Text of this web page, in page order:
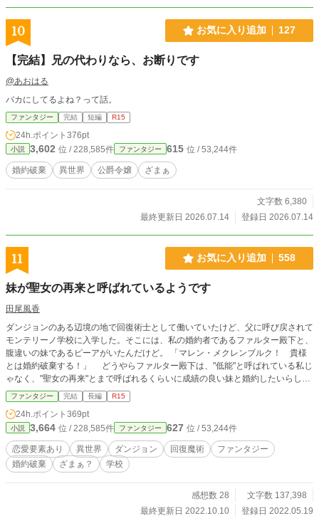
にされた境界術師が奈落から生還し、奪われた声と人生を取
10 お気に入り追加 127
【完結】兄の代わりなら、お断りです
@あおはる
バカにしてるよね？って話。
ファンタジー 完結 短編 R15
24h.ポイント 376pt
小説 3,602 位 / 228,585件 ファンタジー 615 位 / 53,244件
婚約破棄 異世界 公爵令嬢 ざまぁ
文字数 6,380
最終更新日 2026.07.14
登録日 2026.07.14
11 お気に入り追加 558
妹が聖女の再来と呼ばれているようです
田尾風香
ダンジョンのある辺境の地で回復術士として働いていたけど、父に呼び戻されて
モンテリーノ学校に入学した。そこには、私の婚約者であるファルター殿下と、
腹違いの妹であるピーアがいたんだけど。 「マレン・メクレンブルク！ 貴様
とは婚約破棄する！」 どうやらファルター殿下は、"低能"と呼ばれている私じ
ゃなく、"聖女の再来"とまで呼ばれるくらいに成績の良い妹と婚約したいらし
い。 それは別に構わない。国王陛下の裁定で無事に婚約破棄が成った直後、私
に婚約を申し込んできたのは、辺境の地で一緒だったハインリヒ様だった。 戸
惑う日々を送る私を余所に、事件が起こる。――学校に、ダンジョンが出現した
のだった。 更新は不定期です。
ファンタジー 完結 長編 R15
24h.ポイント 369pt
小説 3,664 位 / 228,585件 ファンタジー 627 位 / 53,244件
恋愛要素あり 異世界 ダンジョン 回復魔術
ファンタジー
婚約破棄
ざまぁ？ 学校
感想数 28
文字数 137,398
最終更新日 2022.10.10
登録日 2022.05.19